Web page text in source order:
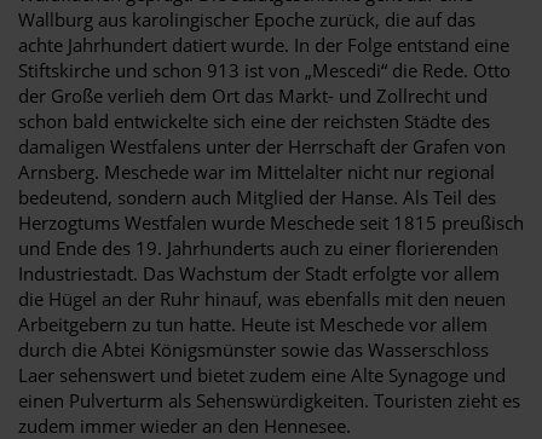
Wallburg aus karolingischer Epoche zurück, die auf das
achte Jahrhundert datiert wurde. In der Folge entstand eine
Stiftskirche und schon 913 ist von „Mescedi“ die Rede. Otto
der Große verlieh dem Ort das Markt- und Zollrecht und
schon bald entwickelte sich eine der reichsten Städte des
damaligen Westfalens unter der Herrschaft der Grafen von
Arnsberg. Meschede war im Mittelalter nicht nur regional
bedeutend, sondern auch Mitglied der Hanse. Als Teil des
Herzogtums Westfalen wurde Meschede seit 1815 preußisch
und Ende des 19. Jahrhunderts auch zu einer florierenden
Industriestadt. Das Wachstum der Stadt erfolgte vor allem
die Hügel an der Ruhr hinauf, was ebenfalls mit den neuen
Arbeitgebern zu tun hatte. Heute ist Meschede vor allem
durch die Abtei Königsmünster sowie das Wasserschloss
Laer sehenswert und bietet zudem eine Alte Synagoge und
einen Pulverturm als Sehenswürdigkeiten. Touristen zieht es
zudem immer wieder an den Hennesee.